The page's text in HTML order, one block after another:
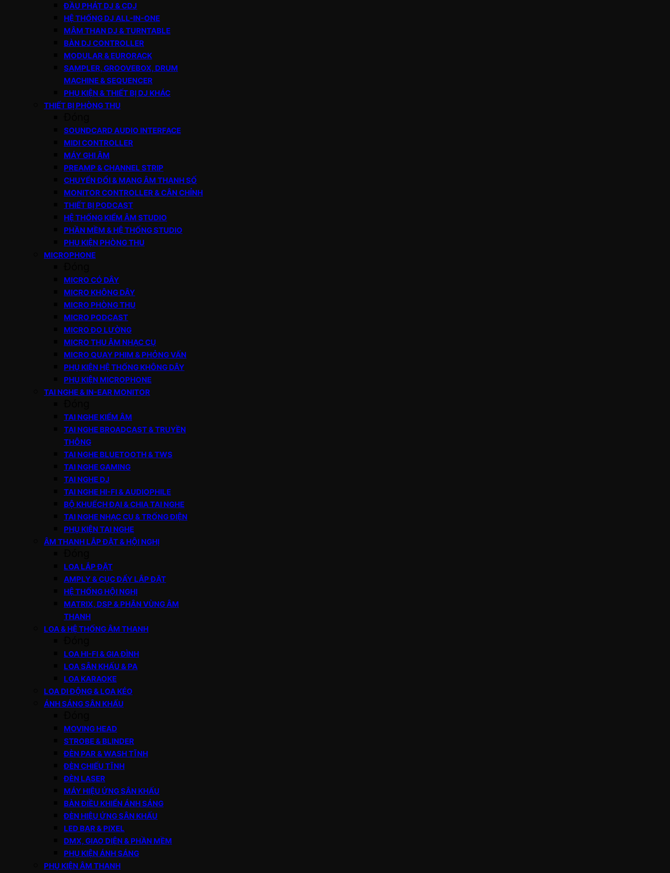
ĐẦU PHÁT DJ & CDJ
HỆ THỐNG DJ ALL-IN-ONE
MÂM THAN DJ & TURNTABLE
BÀN DJ CONTROLLER
MODULAR & EURORACK
SAMPLER, GROOVEBOX, DRUM
MACHINE & SEQUENCER
PHỤ KIỆN & THIẾT BỊ DJ KHÁC
THIẾT BỊ PHÒNG THU
SOUNDCARD AUDIO INTERFACE
MIDI CONTROLLER
MÁY GHI ÂM
PREAMP & CHANNEL STRIP
CHUYỂN ĐỔI & MẠNG ÂM THANH SỐ
MONITOR CONTROLLER & CÂN CHỈNH
THIẾT BỊ PODCAST
HỆ THỐNG KIỂM ÂM STUDIO
PHẦN MỀM & HỆ THỐNG STUDIO
PHỤ KIỆN PHÒNG THU
MICROPHONE
MICRO CÓ DÂY
MICRO KHÔNG DÂY
MICRO PHÒNG THU
MICRO PODCAST
MICRO ĐO LƯỜNG
MICRO THU ÂM NHẠC CỤ
MICRO QUAY PHIM & PHỎNG VẤN
PHỤ KIỆN HỆ THỐNG KHÔNG DÂY
PHỤ KIỆN MICROPHONE
TAI NGHE & IN-EAR MONITOR
TAI NGHE KIỂM ÂM
TAI NGHE BROADCAST & TRUYỀN
THÔNG
TAI NGHE BLUETOOTH & TWS
TAI NGHE GAMING
TAI NGHE DJ
TAI NGHE HI-FI & AUDIOPHILE
BỘ KHUẾCH ĐẠI & CHIA TAI NGHE
TAI NGHE NHẠC CỤ & TRỐNG ĐIỆN
PHỤ KIỆN TAI NGHE
ÂM THANH LẮP ĐẶT & HỘI NGHỊ
LOA LẮP ĐẶT
AMPLY & CỤC ĐẨY LẮP ĐẶT
HỆ THỐNG HỘI NGHỊ
MATRIX, DSP & PHÂN VÙNG ÂM
THANH
LOA & HỆ THỐNG ÂM THANH
LOA HI-FI & GIA ĐÌNH
LOA SÂN KHẤU & PA
LOA KARAOKE
LOA DI ĐỘNG & LOA KÉO
ÁNH SÁNG SÂN KHẤU
MOVING HEAD
STROBE & BLINDER
ĐÈN PAR & WASH TĨNH
ĐÈN CHIẾU TĨNH
ĐÈN LASER
MÁY HIỆU ỨNG SÂN KHẤU
BÀN ĐIỀU KHIỂN ÁNH SÁNG
ĐÈN HIỆU ỨNG SÂN KHẤU
LED BAR & PIXEL
DMX, GIAO DIỆN & PHẦN MỀM
PHỤ KIỆN ÁNH SÁNG
PHỤ KIỆN ÂM THANH